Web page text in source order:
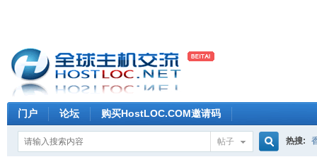
门户 论坛 购买HostLOC.COM邀请码
帖子 热搜: